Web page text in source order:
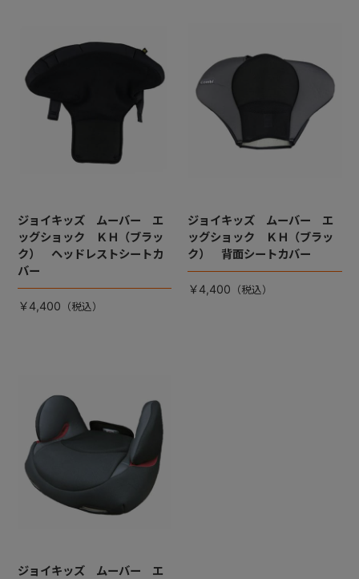
ジョイキッズ ムーバー エ
ッグショック ＫＨ（ブラッ
ク） ヘッドレストシートカ
バー
￥4,400
ジョイキッズ ムーバー エ
ッグショック ＫＨ（ブラッ
ク） 背面シートカバー
￥4,400
ジョイキッズ ムーバー エ